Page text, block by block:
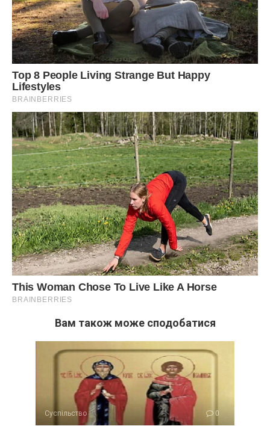
Вам також може сподобатися
Суспільство 0